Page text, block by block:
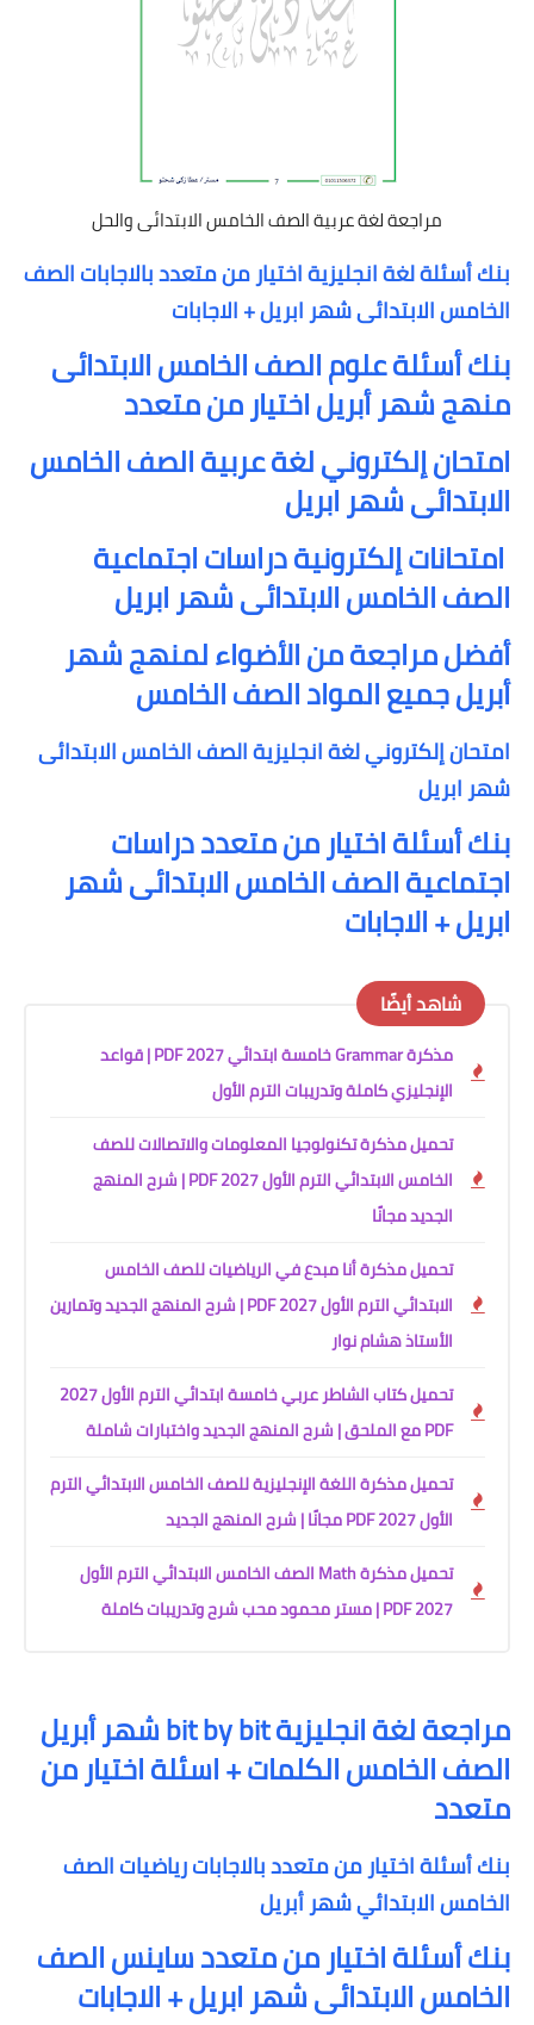
مراجعة لغة عربية الصف الخامس الابتدائى والحل
بنك أسئلة لغة انجليزية اختيار من متعدد بالاجابات الصف
الخامس الابتدائى شهر ابريل + الاجابات
بنك أسئلة علوم الصف الخامس الابتدائى
منهج شهر أبريل اختيار من متعدد
امتحان إلكتروني لغة عربية الصف الخامس
الابتدائى شهر ابريل
امتحانات إلكترونية دراسات اجتماعية
الصف الخامس الابتدائى شهر ابريل
أفضل مراجعة من الأضواء لمنهج شهر
أبريل جميع المواد الصف الخامس
امتحان إلكتروني لغة انجليزية الصف الخامس الابتدائى
شهر ابريل
بنك أسئلة اختيار من متعدد دراسات
اجتماعية الصف الخامس الابتدائى شهر
ابريل + الاجابات
شاهد أيضًا
مذكرة Grammar خامسة ابتدائي 2027 PDF | قواعد
الإنجليزي كاملة وتدريبات الترم الأول
تحميل مذكرة تكنولوجيا المعلومات والاتصالات للصف
الخامس الابتدائي الترم الأول 2027 PDF | شرح المنهج
الجديد مجانًا
تحميل مذكرة أنا مبدع في الرياضيات للصف الخامس
الابتدائي الترم الأول 2027 PDF | شرح المنهج الجديد وتمارين
الأستاذ هشام نوار
تحميل كتاب الشاطر عربي خامسة ابتدائي الترم الأول 2027
PDF مع الملحق | شرح المنهج الجديد واختبارات شاملة
تحميل مذكرة اللغة الإنجليزية للصف الخامس الابتدائي الترم
الأول 2027 PDF مجانًا | شرح المنهج الجديد
تحميل مذكرة Math الصف الخامس الابتدائي الترم الأول
2027 PDF | مستر محمود محب شرح وتدريبات كاملة
مراجعة لغة انجليزية bit by bit شهر أبريل
الصف الخامس الكلمات + اسئلة اختيار من
متعدد
بنك أسئلة اختيار من متعدد بالاجابات رياضيات الصف
الخامس الابتدائي شهر أبريل
بنك أسئلة اختيار من متعدد ساينس الصف
الخامس الابتدائى شهر ابريل + الاجابات